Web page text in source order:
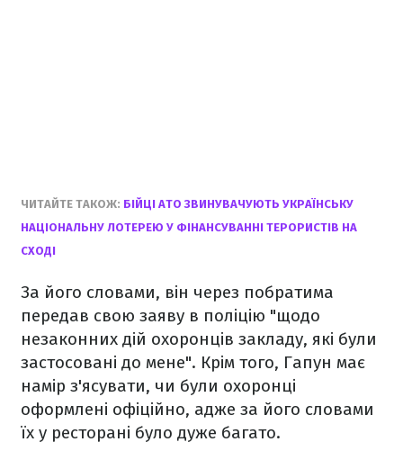
ЧИТАЙТЕ ТАКОЖ: БІЙЦІ АТО ЗВИНУВАЧУЮТЬ УКРАЇНСЬКУ
НАЦІОНАЛЬНУ ЛОТЕРЕЮ У ФІНАНСУВАННІ ТЕРОРИСТІВ НА
СХОДІ
За його словами, він через побратима
передав свою заяву в поліцію "щодо
незаконних дій охоронців закладу, які були
застосовані до мене". Крім того, Гапун має
намір з'ясувати, чи були охоронці
оформлені офіційно, адже за його словами
їх у ресторані було дуже багато.